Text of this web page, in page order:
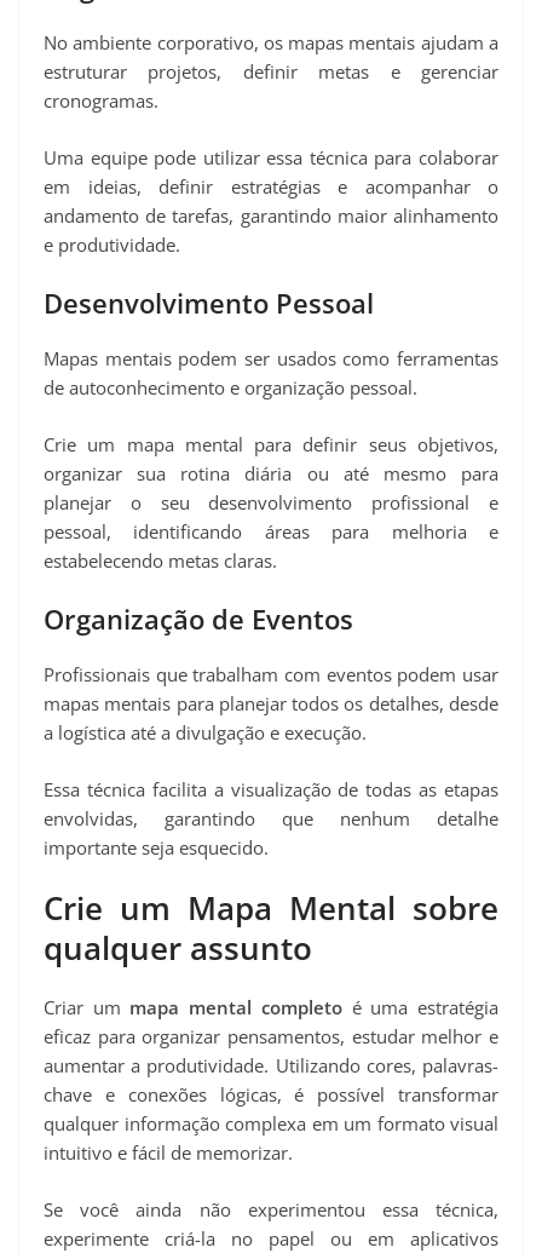
No ambiente corporativo, os mapas mentais ajudam a
estruturar projetos, definir metas e gerenciar
cronogramas.
Uma equipe pode utilizar essa técnica para colaborar
em ideias, definir estratégias e acompanhar o
andamento de tarefas, garantindo maior alinhamento
e produtividade.
Desenvolvimento Pessoal
Mapas mentais podem ser usados como ferramentas
de autoconhecimento e organização pessoal.
Crie um mapa mental para definir seus objetivos,
organizar sua rotina diária ou até mesmo para
planejar o seu desenvolvimento profissional e
pessoal, identificando áreas para melhoria e
estabelecendo metas claras.
Organização de Eventos
Profissionais que trabalham com eventos podem usar
mapas mentais para planejar todos os detalhes, desde
a logística até a divulgação e execução.
Essa técnica facilita a visualização de todas as etapas
envolvidas, garantindo que nenhum detalhe
importante seja esquecido.
Crie um Mapa Mental sobre
qualquer assunto
Criar um mapa mental completoé uma estratégia
eficaz para organizar pensamentos, estudar melhor e
aumentar a produtividade. Utilizando cores, palavras-
chave e conexões lógicas, é possível transformar
qualquer informação complexa em um formato visual
intuitivo e fácil de memorizar.
Se você ainda não experimentou essa técnica,
experimente criá-la no papel ou em aplicativos